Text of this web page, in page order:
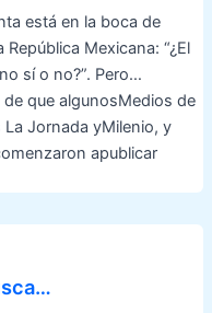
está en la boca de
Mexicana: “¿El
sí o no?”. Pero…
que algunosMedios de
Jornada yMilenio, y
apublicar